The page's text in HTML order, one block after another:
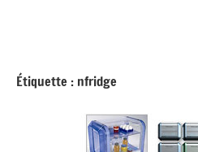
Étiquette : nfridge